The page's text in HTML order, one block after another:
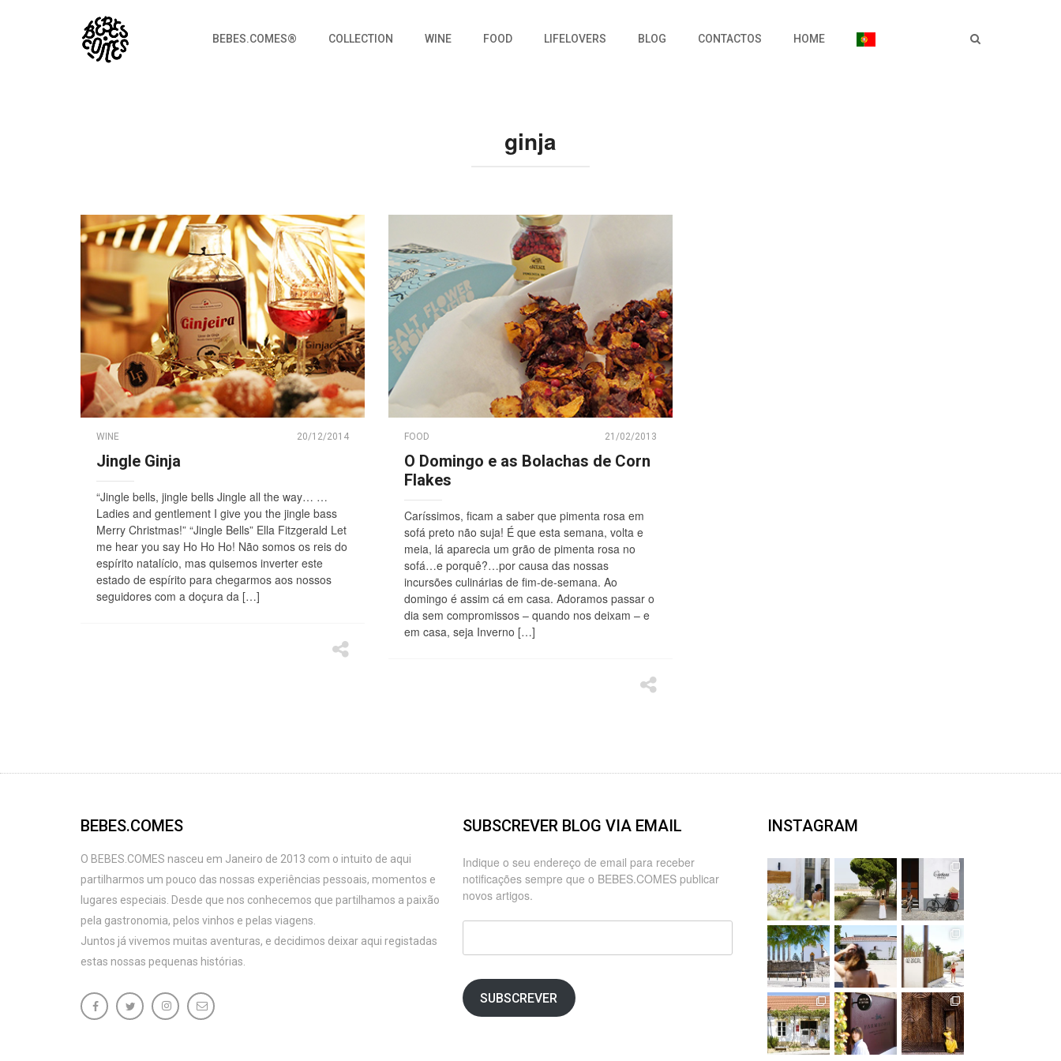
BEBES.COMES® COLLECTION WINE FOOD LIFELOVERS BLOG CONTACTOS HOME
ginja
WINE 20/12/2014
Jingle Ginja
“Jingle bells, jingle bells Jingle all the way… …
Ladies and gentlement I give you the jingle bass
Merry Christmas!” “Jingle Bells” Ella Fitzgerald Let
me hear you say Ho Ho Ho! Não somos os reis do
espírito natalício, mas quisemos inverter este
estado de espírito para chegarmos aos nossos
seguidores com a doçura da […]
FOOD 21/02/2013
O Domingo e as Bolachas de Corn
Flakes
Caríssimos, ficam a saber que pimenta rosa em
sofá preto não suja! É que esta semana, volta e
meia, lá aparecia um grão de pimenta rosa no
sofá…e porquê?…por causa das nossas
incursões culinárias de fim-de-semana. Ao
domingo é assim cá em casa. Adoramos passar o
dia sem compromissos – quando nos deixam – e
em casa, seja Inverno […]
BEBES.COMES
O BEBES.COMES nasceu em Janeiro de 2013 com o intuito de aqui
partilharmos um pouco das nossas experiências pessoais, momentos e
lugares especiais. Desde que nos conhecemos que partilhamos a paixão
pela gastronomia, pelos vinhos e pelas viagens.
Juntos já vivemos muitas aventuras, e decidimos deixar aqui registadas
estas nossas pequenas histórias.
SUBSCREVER BLOG VIA EMAIL
Indique o seu endereço de email para receber
notificações sempre que o BEBES.COMES publicar
novos artigos.
SUBSCREVER
INSTAGRAM